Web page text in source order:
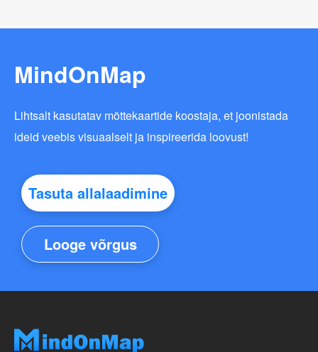
MindOnMap
Lihtsalt kasutatav mõttekaartide koostaja, et joonistada
ideid veebis visuaalselt ja inspireerida loovust!
Tasuta allalaadimine
Looge võrgus